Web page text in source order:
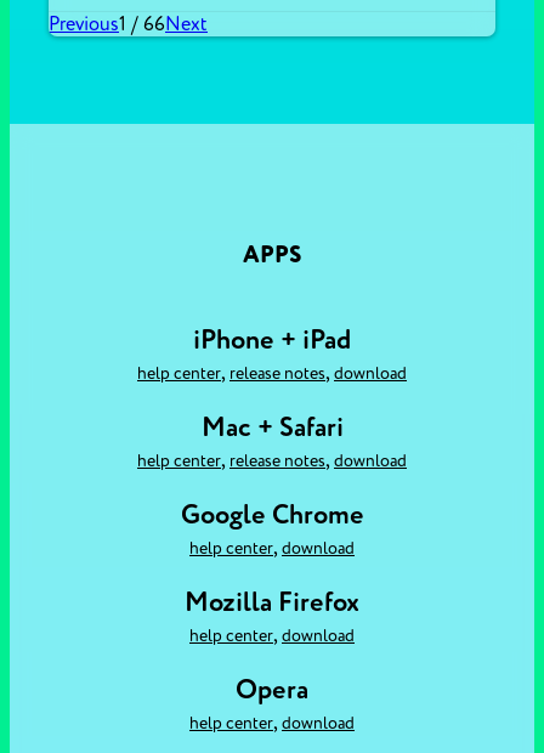
Previous1 / 66Next
APPS
iPhone + iPad
help center, release notes, download
Mac + Safari
help center, release notes, download
Google Chrome
help center, download
Mozilla Firefox
help center, download
Opera
help center, download